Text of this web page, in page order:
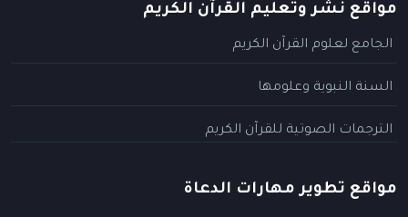
مواقع نشر وتعليم القرآن الكريم
الجامع لعلوم القرآن الكريم
السنة النبوية وعلومها
الترجمات الصوتية للقرآن الكريم
مواقع تطوير مهارات الدعاة